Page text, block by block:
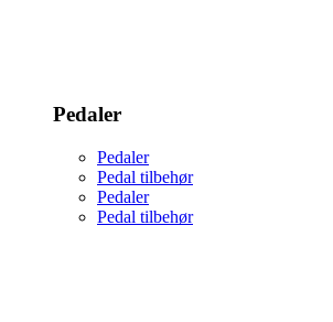
Pedaler
Pedaler
Pedal tilbehør
Pedaler
Pedal tilbehør